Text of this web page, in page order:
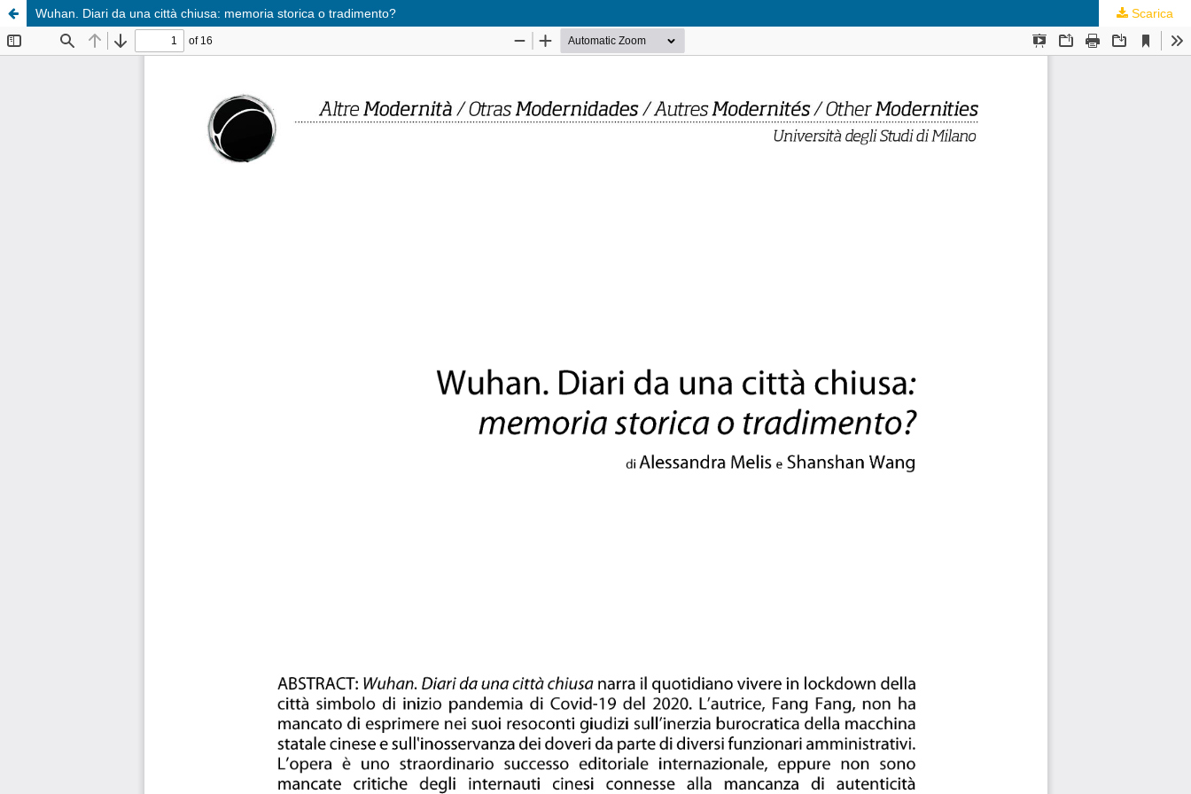
Wuhan. Diari da una città chiusa: memoria storica o tradimento? Scarica